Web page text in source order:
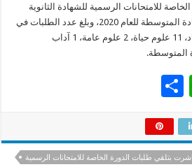
للامتحانات الرسمية للشهادة الثانوية
العامة بفروعها الأربعة والشهادة المتوسطة للعام 2020، وبلغ عدد الطلبات في
اليوم الأول: 20 اجتماع واقتصاد، 11 علوم حياة، 2 علوم عامة، 1 آداب
W
at
sA
ar
e
بتلقي طلبات الدورة الخاصة للامتحانات الرسمية